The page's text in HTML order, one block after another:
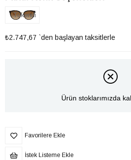
Tükendi
₺2.747,67 `den başlayan taksitlerle
Ürün stoklarımızda
Favorilere Ekle
İstek Listeme Ekle